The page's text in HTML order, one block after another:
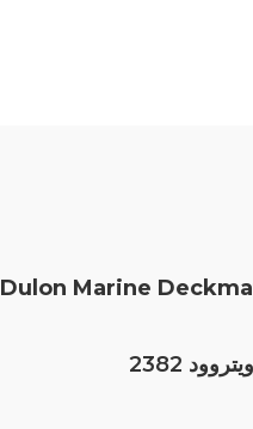
Dulon Marine